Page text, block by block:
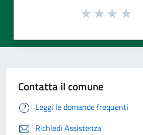
Contatta il comune
Leggi le domande frequenti
Richiedi Assistenza